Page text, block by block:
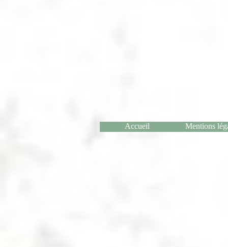
Accueil Mentions